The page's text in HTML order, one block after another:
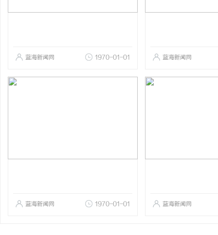
蓝海新闻网 1970-01-01 蓝海新闻网
蓝海新闻网 1970-01-01 蓝海新闻网